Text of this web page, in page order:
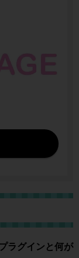
ラグインと何が